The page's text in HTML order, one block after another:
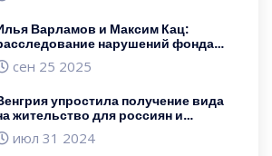
Варламов и Максим Кац:
нарушений фонда
проекты»
сен 25 2025
упростила получение вида
жительство для россиян и
с перспективой
проживания
июл 31 2024